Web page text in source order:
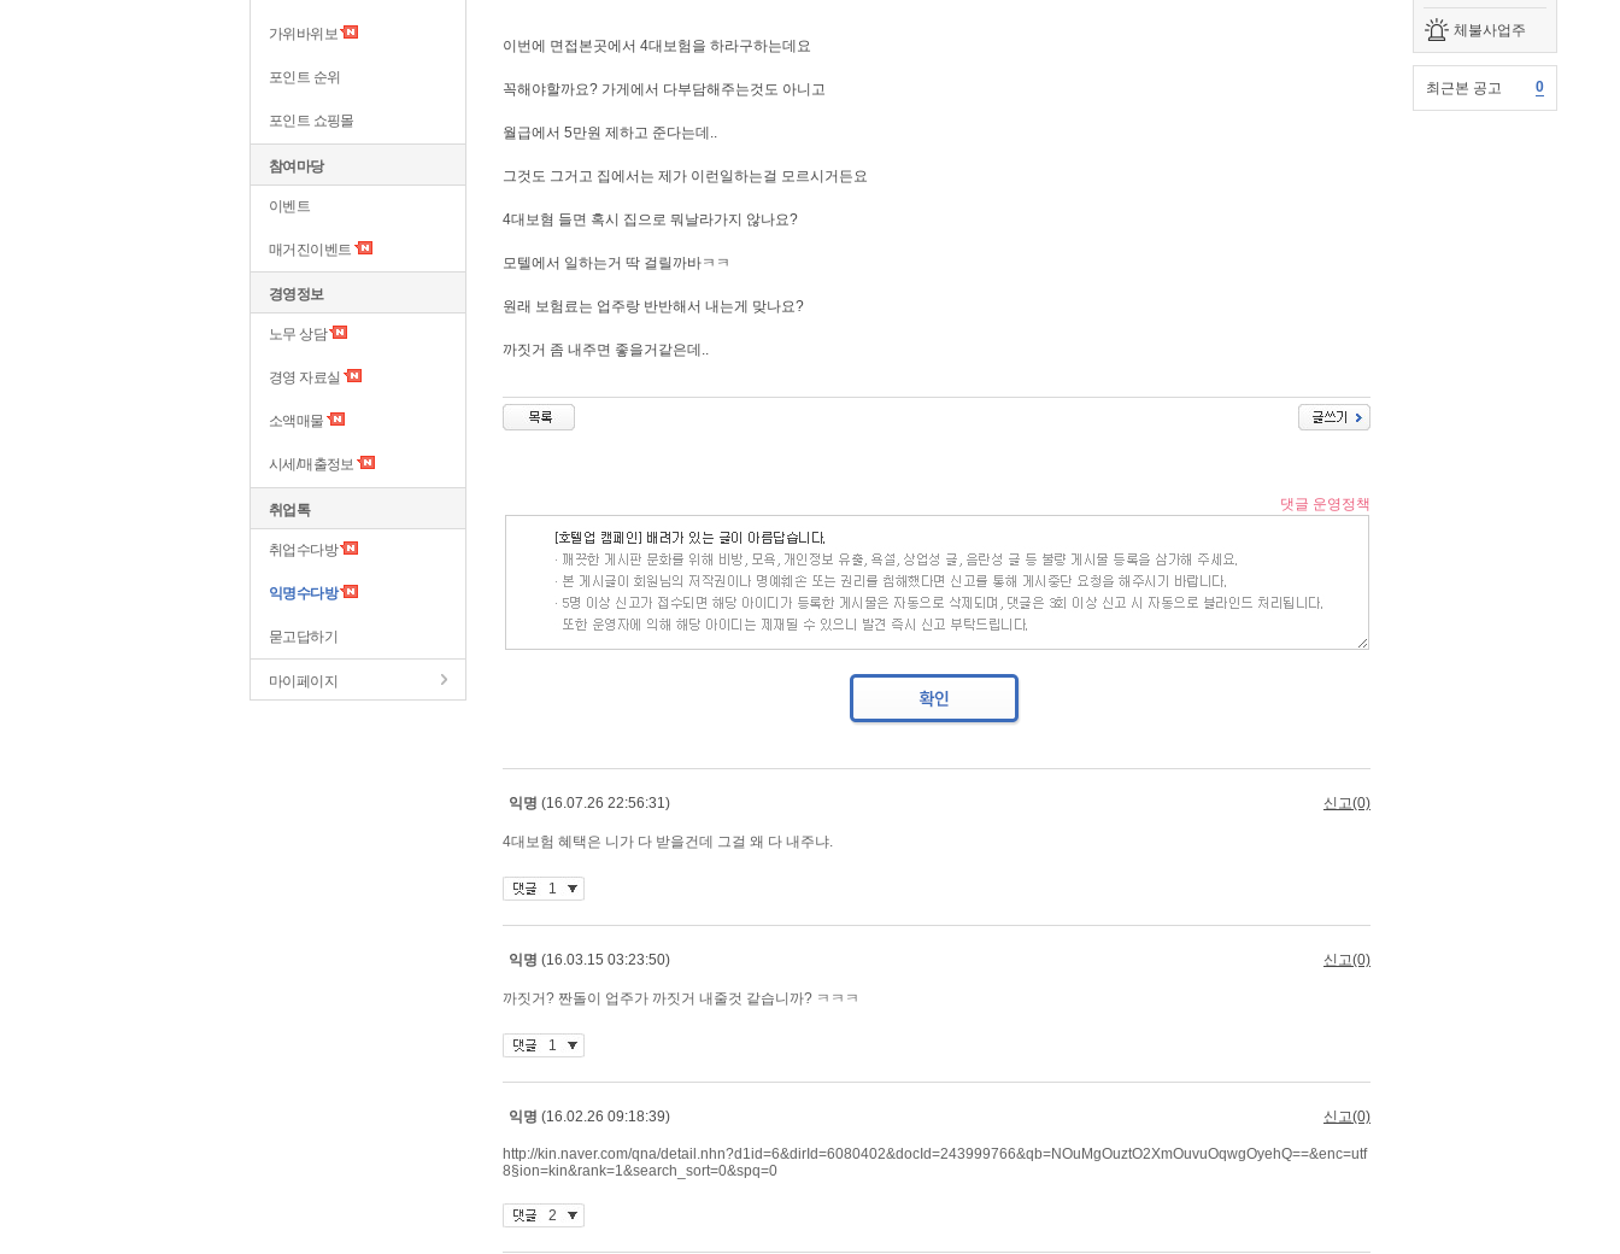
체불사업주
최근본 공고 0
가위바위보
포인트 순위
포인트 쇼핑몰
참여마당
이벤트
매거진이벤트
경영정보
노무 상담
경영 자료실
소액매물
시세/매출정보
취업톡
취업수다방
익명수다방
묻고답하기
마이페이지
이번에 면접본곳에서 4대보험을 하라구하는데요
꼭해야할까요? 가게에서 다부담해주는것도 아니고
월급에서 5만원 제하고 준다는데..
그것도 그거고 집에서는 제가 이런일하는걸 모르시거든요
4대보혐 들면 혹시 집으로 뭐날라가지 않나요?
모텔에서 일하는거 딱 걸릴까바ㅋㅋ
원래 보험료는 업주랑 반반해서 내는게 맞나요?
까짓거 좀 내주면 좋을거같은데..